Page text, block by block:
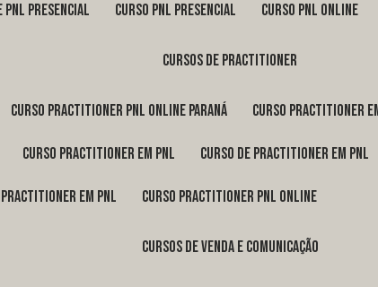
pnl presencial curso pnl presencial curso pnl online
cursos de practitioner
curso practitioner pnl online Paraná curso practitioner
curso practitioner em pnl curso de practitioner em pnl
practitioner em pnl curso practitioner pnl online
cursos de venda e comunicação